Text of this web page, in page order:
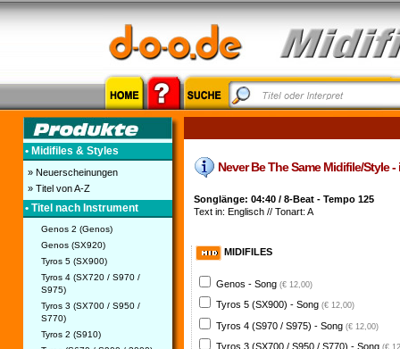
• Midifiles & Styles
» Neuerscheinungen
» Titel von A-Z
• Titel nach Instrument
Genos 2 (Genos)
Genos (SX920)
Tyros 5 (SX900)
Tyros 4 (SX720 / S970 /
S975)
Tyros 3 (SX700 / S950 /
S770)
Tyros 2 (S910)
Never Be The Same Midifile/Style
Songlänge: 04:40 / 8-Beat - Tempo 125
Text in: Englisch // Tonart: A
MIDIFILES
Genos - Song (€ 12,00)
Tyros 5 (SX900) - Song (€ 12,00)
Tyros 4 (S970 / S975) - Song (€ 12,00)
Tyros 3 (SX700 / S950 / S770) - Song (€